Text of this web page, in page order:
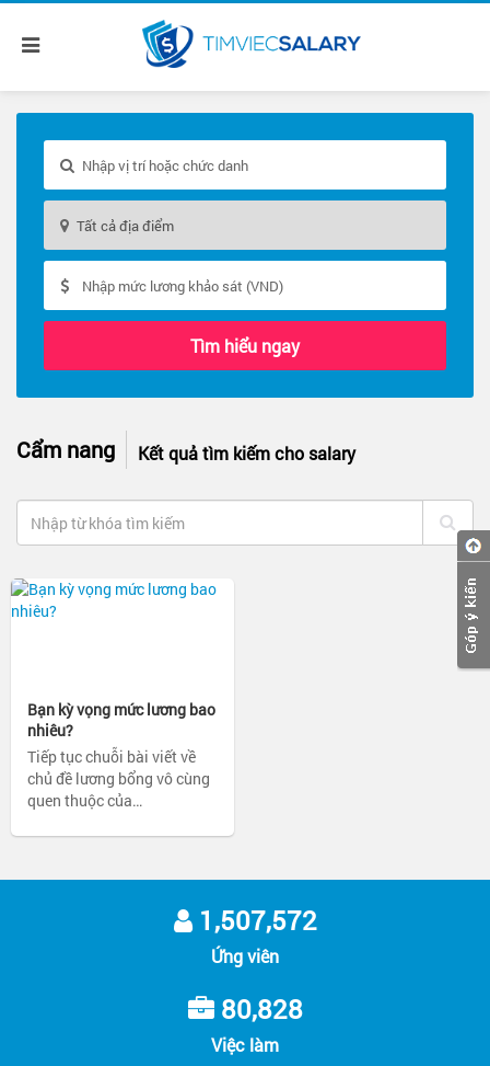
Tìm hiểu ngay
Cẩm nang Kết quả tìm kiếm cho salary
Bạn kỳ vọng mức lương bao
nhiêu?
Tiếp tục chuỗi bài viết về
chủ đề lương bổng vô cùng
quen thuộc của
nhau “xử lý” câu hỏi cũ mà
làm: “Bạn mong đợi mức 1,507,572
Ứng viên
80,828
Việc làm